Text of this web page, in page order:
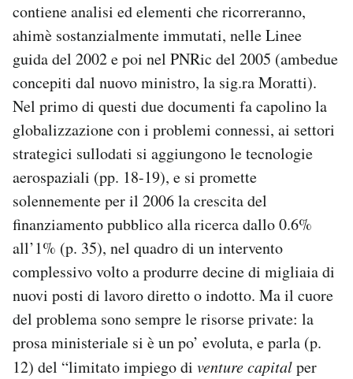
contiene analisi ed elementi che ricorreranno,
ahimè sostanzialmente immutati, nelle Linee
guida del 2002 e poi nel PNRic del 2005 (ambedue
concepiti dal nuovo ministro, la sig.ra Moratti).
Nel primo di questi due documenti fa capolino la
globalizzazione con i problemi connessi, ai settori
strategici sullodati si aggiungono le tecnologie
aerospaziali (pp. 18-19), e si promette
solennemente per il 2006 la crescita del
finanziamento pubblico alla ricerca dallo 0.6%
all’1% (p. 35), nel quadro di un intervento
complessivo volto a produrre decine di migliaia di
nuovi posti di lavoro diretto o indotto. Ma il cuore
del problema sono sempre le risorse private: la
prosa ministeriale si è un po’ evoluta, e parla (p.
12) del “limitato impiego di venture capitalper